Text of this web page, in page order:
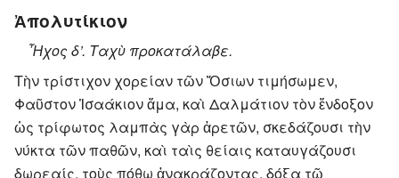
Ἀπολυτίκιον
Ἦχος δ’. Ταχὺ προκατάλαβε.
Τὴν τρίστιχον χορείαν τῶν Ὅσιων τιμήσωμεν,
Φαῦστον Ἰσαάκιον ἅμα, καὶ Δαλμάτιον τὸν ἔνδοξον
ὡς τρίφωτος λαμπὰς γὰρ ἀρετῶν, σκεδάζουσι τὴν
νύκτα τῶν παθῶν, καὶ ταὶς θείαις καταυγάζουσι
δωρεαίς, τοὺς πόθω ἀνακράζοντας, δόξα τῷ